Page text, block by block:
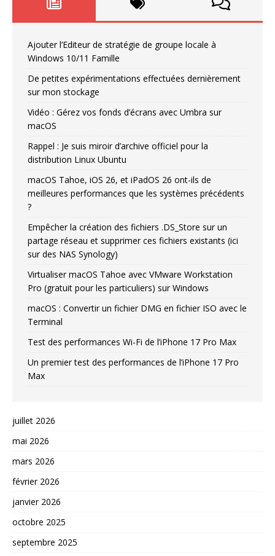
Ajouter l’Editeur de stratégie de groupe locale à
Windows 10/11 Famille
De petites expérimentations effectuées dernièrement
sur mon stockage
Vidéo : Gérez vos fonds d’écrans avec Umbra sur
macOS
Rappel : Je suis miroir d’archive officiel pour la
distribution Linux Ubuntu
macOS Tahoe, iOS 26, et iPadOS 26 ont-ils de
meilleures performances que les systèmes précédents
?
Empêcher la création des fichiers .DS_Store sur un
partage réseau et supprimer ces fichiers existants (ici
sur des NAS Synology)
Virtualiser macOS Tahoe avec VMware Workstation
Pro (gratuit pour les particuliers) sur Windows
macOS : Convertir un fichier DMG en fichier ISO avec le
Terminal
Test des performances Wi-Fi de l’iPhone 17 Pro Max
Un premier test des performances de l’iPhone 17 Pro
Max
juillet 2026
mai 2026
mars 2026
février 2026
janvier 2026
octobre 2025
septembre 2025